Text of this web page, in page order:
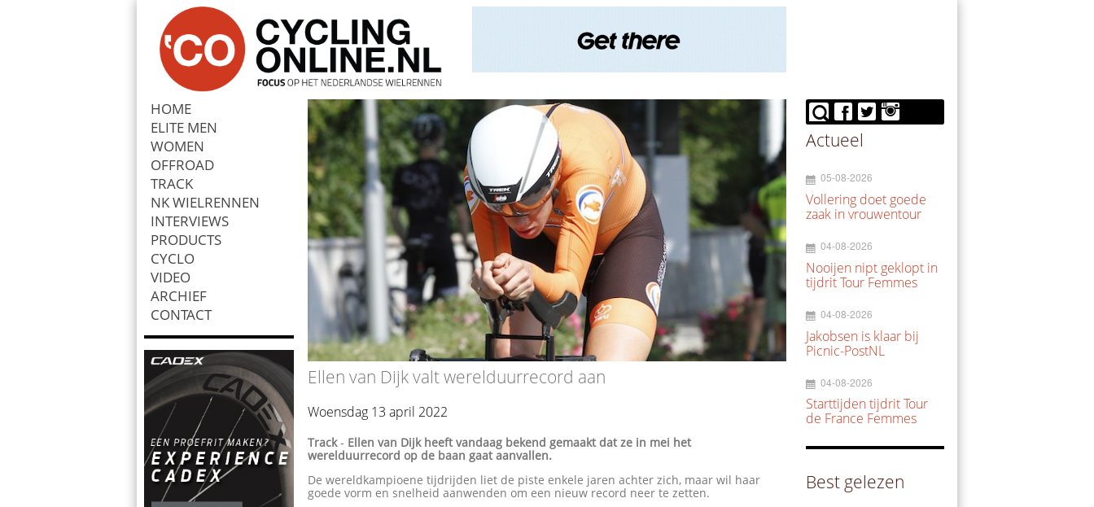
HOME
ELITE MEN
WOMEN
OFFROAD
TRACK
NK WIELRENNEN
INTERVIEWS
PRODUCTS
CYCLO
VIDEO
ARCHIEF
CONTACT
Zoek
Ellen van Dijk valt werelduurrecord aan
Woensdag 13 april 2022
Track- Ellen van Dijk heeft vandaag bekend gemaakt dat ze in mei het
werelduurrecord op de baan gaat aanvallen.
De wereldkampioene tijdrijden liet de piste enkele jaren achter zich, maar wil haar
goede vorm en snelheid aanwenden om een nieuw record neer te zetten.
Actueel
05-08-2026
Vollering doet goede
zaak in vrouwentour
04-08-2026
Nooijen nipt geklopt in
tijdrit Tour Femmes
04-08-2026
Jakobsen is klaar bij
Picnic-PostNL
04-08-2026
Starttijden tijdrit Tour
de France Femmes
Best gelezen